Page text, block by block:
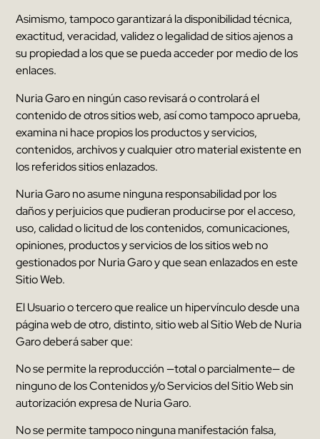
Asimismo,tampoco garantizará la disponibilidad técnica,
exactitud,veracidad,validez o legalidad de sitios ajenos a
su propiedad a los que se pueda acceder por medio de los
enlaces.
Nuria Garoen ningún caso revisará o controlará el
contenido de otros sitios web,así como tampoco aprueba,
examina ni hace propios los productos y servicios,
contenidos,archivos y cualquier otro material existente en
los referidos sitios enlazados.
Nuria Garono asume ninguna responsabilidad por los
daños y perjuicios que pudieran producirse por el acceso,
uso,calidad o licitud de los contenidos,comunicaciones,
opiniones, productos y servicios de los sitios web no
gestionados porNuria Garoy que sean enlazados en este
Sitio Web.
El Usuario o tercero que realice un hipervínculo desde una
página web de otro,distinto,sitio web al Sitio Web deNuria
Garodeberá saber que:
No se permite la reproducción —total o parcialmente— de
ninguno de los Contenidos y/o Servicios del Sitio Web sin
autorización expresa deNuria Garo.
No se permite tampoco ninguna manifestación falsa,